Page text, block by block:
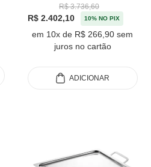
R$ 3.736,60
R$ 2.402,10 10% NO PIX
em 10x de R$ 266,90 sem
juros no cartão
ADICIONAR